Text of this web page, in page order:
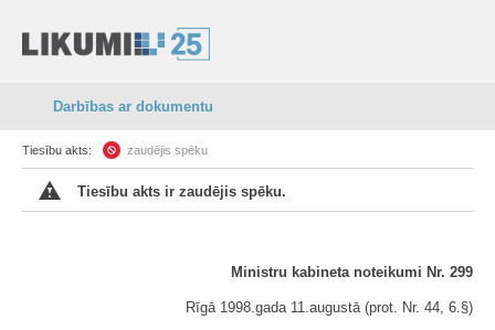
Darbības ar dokumentu
Tiesību akts: zaudējis spēku
Tiesību akts ir zaudējis spēku.
Ministru kabineta noteikumi Nr. 299
Rīgā 1998.gada 11.augustā (prot. Nr. 44, 6.§)